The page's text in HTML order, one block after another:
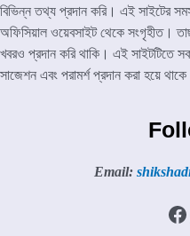
বিভিন্ন তথ্য প্রদান করি। এই সাইটের
অফিসিয়াল ওয়েবসাইট থেকে সংগৃহীত।
খবরও প্রদান করি থাকি। এই সাইটটিতে
সাজেশন এবং পরামর্শ প্রদান করা হয়ে
Email: